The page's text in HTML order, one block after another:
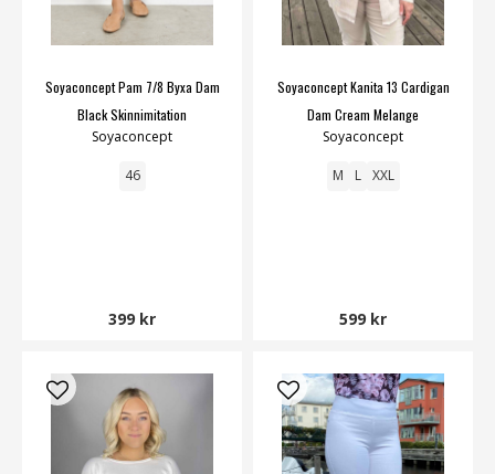
Soyaconcept Pam 7/8 Byxa Dam
Black Skinnimitation
Soyaconcept
46
399 kr
Soyaconcept Kanita 13 Cardigan
Dam Cream Melange
Soyaconcept
M L XXL
599 kr